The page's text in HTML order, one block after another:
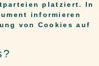
platziert. In
informieren
von Cookies auf